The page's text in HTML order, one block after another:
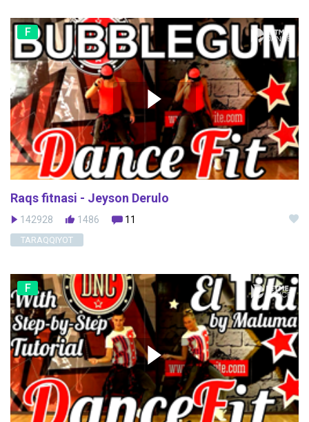
F
Raqs fitnasi - Jeyson Derulo
142928 1486 11
TARAQQIYOT
F